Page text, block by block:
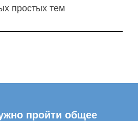
простых тем
пройти общее